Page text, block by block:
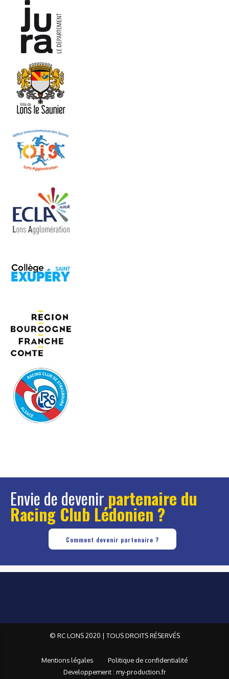
Envie de devenir partenaire du
Racing Club Lédonien ?
Comment devenir partenaire ?
© RC LONS 2020 | TOUS DROITS RÉSERVÉS
Mentions légales
Politique de confidentialité
Developpement : my-production.fr